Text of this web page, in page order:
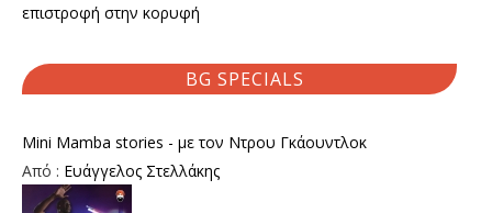
επιστροφή στην κορυφή
BG SPECIALS
Mini Mamba stories - με τον Ντρου Γκάουντλοκ
Από : Ευάγγελος Στελλάκης